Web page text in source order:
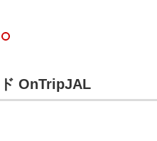
OnTripJAL